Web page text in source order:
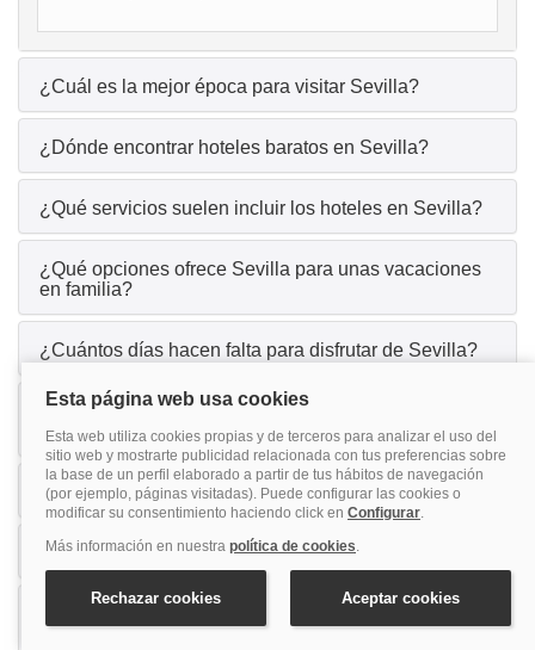
¿Cuál es la mejor época para visitar Sevilla?
¿Dónde encontrar hoteles baratos en Sevilla?
¿Qué servicios suelen incluir los hoteles en Sevilla?
¿Qué opciones ofrece Sevilla para unas vacaciones
en familia?
¿Cuántos días hacen falta para disfrutar de Sevilla?
¿Qué actividades o planes ofrece Sevilla para un
viaje con amigos?
¿Por qué Sevilla es una buena opción para parejas?
¿Los hoteles en Sevilla aceptan mascotas?
¿Es necesario alquilar coche para moverse por
Sevilla?